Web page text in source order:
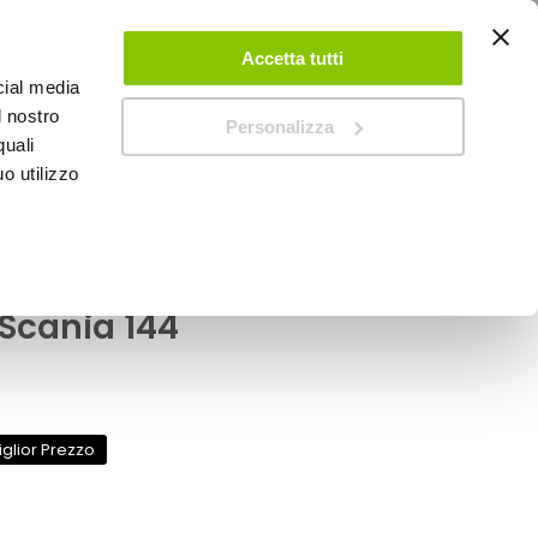
media
nostro
utilizzo
Accetta tutti
Personalizza
ACCEDI CREA UN ACCOUNT CONTATTACI
144
Prezzo